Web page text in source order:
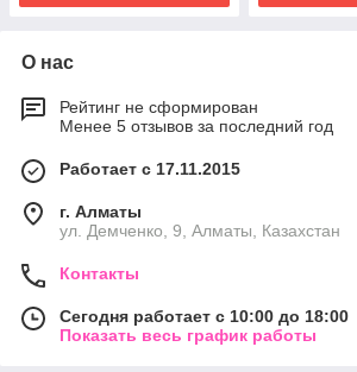
О нас
Рейтинг не сформирован
Менее 5 отзывов за последний год
Работает с 17.11.2015
г. Алматы
ул. Демченко, 9, Алматы, Казахстан
Контакты
Сегодня работает с 10:00 до 18:00
Показать весь график работы